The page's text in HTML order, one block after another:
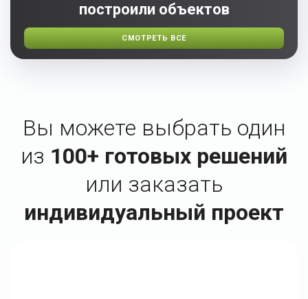
построили объектов
СМОТРЕТЬ ВСЕ
Вы можете выбрать один
из 100+ готовых решений
или заказать
индивидуальный проект